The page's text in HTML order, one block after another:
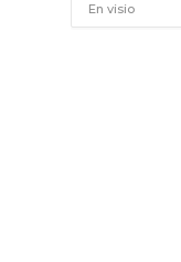
En visio